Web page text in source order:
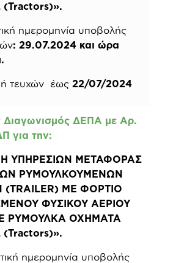
(Tractors)».
ημερομηνία υποβολής
: 29.07.2024 και ώρα
τευχών έως 22/07/2024
Διαγωνισμός ΔΕΠΑ με Αρ.
για την:
ΥΠΗΡΕΣΙΩΝ ΜΕΤΑΦΟΡΑΣ
ΡΥΜΟΥΛΚΟΥΜΕΝΩΝ
ΜΕ ΦΟΡΤΙΟ
ΦΥΣΙΚΟΥ ΑΕΡΙΟΥ
ΡΥΜΟΥΛΚΑ ΟΧΗΜΑΤΑ
(Tractors)».
ημερομηνία υποβολής